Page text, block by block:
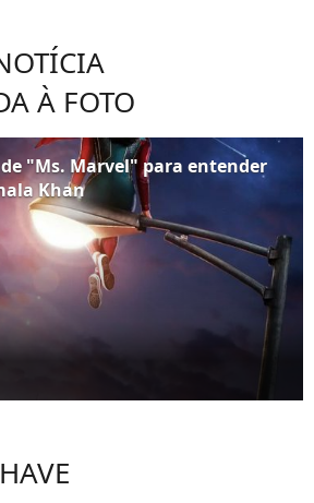
À FOTO
"Ms. Marvel" para entender
Khan